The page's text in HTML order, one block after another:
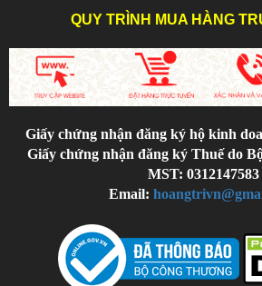
QUY TRÌNH MUA HÀNG
Giấy chứng nhận đăng ký hộ kinh
Giấy chứng nhận đăng ký Thuế do
MST: 0312147583
Email: